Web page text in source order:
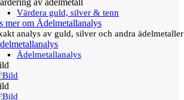
av ädelmetall
Värdera guld, silver & tenn
mer om Ädelmetallanalys
analys av guld, silver och andra
Ädelmetallanalys